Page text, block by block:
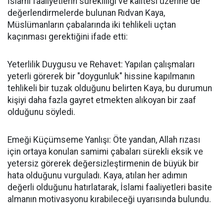
değerlendirmelerde bulunan Rıdvan Kaya,
Müslümanların çabalarında iki tehlikeli uçtan
kaçınması gerektiğini ifade etti:
Yeterlilik Duygusu ve Rehavet: Yapılan çalışmaları
yeterli görerek bir "doygunluk" hissine kapılmanın
tehlikeli bir tuzak olduğunu belirten Kaya, bu durumun
kişiyi daha fazla gayret etmekten alıkoyan bir zaaf
olduğunu söyledi.
Emeği Küçümseme Yanlışı: Öte yandan, Allah rızası
için ortaya konulan samimi çabaları sürekli eksik ve
yetersiz görerek değersizleştirmenin de büyük bir
hata olduğunu vurguladı. Kaya, atılan her adımın
değerli olduğunu hatırlatarak, İslami faaliyetleri basite
almanın motivasyonu kırabileceği uyarısında bulundu.